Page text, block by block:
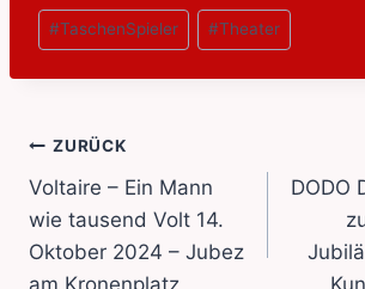
Beitrags
Tags:
#TaschenSpieler #Theater
Beitragsnavigation
ZURÜCK
Voltaire – Ein Mann
wie tausend Volt 14.
Oktober 2024 – Jubez
am Kronenplatz
DODO